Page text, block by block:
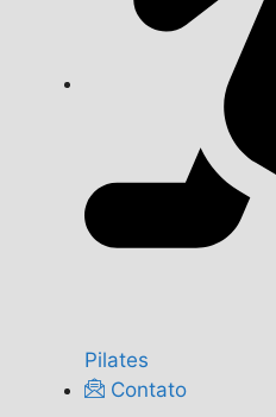
Pilates
Contato